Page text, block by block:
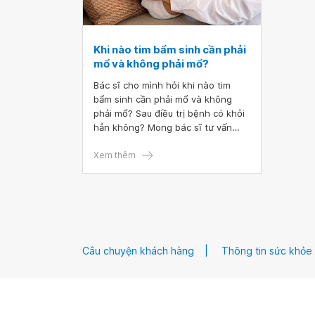
Khi nào tim bẩm sinh cần phải
mổ và không phải mổ?
Bác sĩ cho mình hỏi khi nào tim
bẩm sinh cần phải mổ và không
phải mổ? Sau điều trị bệnh có khỏi
hẳn không? Mong bác sĩ tư vấn
Xem thêm
Câu chuyện khách hàng Thông tin sức khỏe